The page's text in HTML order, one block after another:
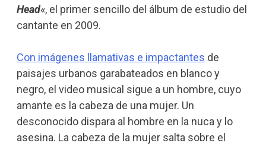
Head«, el primer sencillo del álbum de estudio del
cantante en 2009.
Con imágenes llamativas e impactantes de
paisajes urbanos garabateados en blanco y
negro, el video musical sigue a un hombre, cuyo
amante es la cabeza de una mujer. Un
desconocido dispara al hombre en la nuca y lo
asesina. La cabeza de la mujer salta sobre el